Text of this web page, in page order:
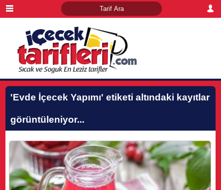
'Evde İçecek Yapımı' etiketi altındaki kayıtlar
görüntüleniyor...